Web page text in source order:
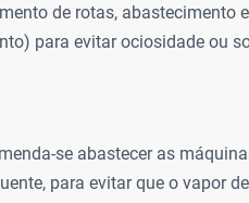
de rotas, abastecimento
para evitar ociosidade ou
se abastecer as
para evitar que o vapor